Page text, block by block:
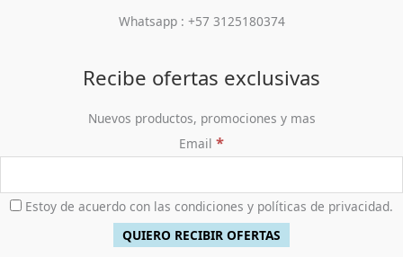
Whatsapp : +57 3125180374
Recibe ofertas exclusivas
Nuevos productos, promociones y mas
Email *
Estoy de acuerdo con las condiciones y políticas de privacidad.